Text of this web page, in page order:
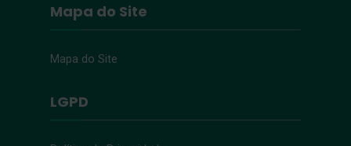
Mapa do Site
Mapa do Site
LGPD